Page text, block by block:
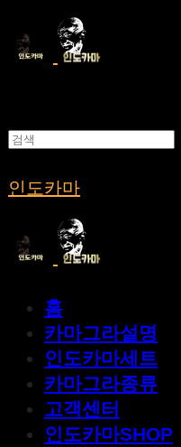
인도카마
홈
카마그라설명
인도카마세트
카마그라종류
고객센터
인도카마SHOP